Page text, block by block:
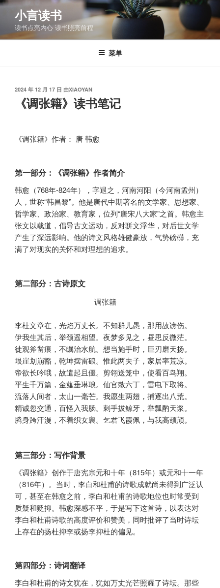
跳
容
小言读书
读书点亮内心 读书照亮前程
菜单
发
2024 年 12 月 17 日 由XIAOYAN
《调张籍》读书笔记
《调张籍》作者： 唐 韩愈
第一部分：《调张籍》作者简介
韩愈（768年-824年），字退之，河南河阳（今河南孟州）
人，世称“韩昌黎”。他是唐代中期著名的文学家、思想家、
哲学家、政治家、教育家，位列“唐宋八大家”之首。韩愈主
张文以载道，倡导古文运动，反对骈文浮华，对后世文学
产生了深远影响。他的诗文风格雄健豪放，气势磅礴，充
满了对现实的关怀和对理想的追求。
第二部分：古诗原文
李杜文章在，光焰万丈长。不知群儿愚，那用故谤伤。
伊我生其后，举颈遥相望。夜梦多见之，昼思反微茫。
徒观斧凿痕，不瞩治水航。想当施手时，巨刃磨天扬。
垠崖划崩豁，乾坤摆雷硠。惟此两夫子，家居率荒凉。
帝欲长吟哦，故遣起且僵。剪翎送笼中，使看百鸟翔。
平生千万篇，金薤垂琳琅。仙官敕六丁，雷电下取将。
流落人间者，太山一毫芒。我愿生两翅，捕逐出八荒。
精诚忽交通，百怪入我肠。刺手拔鲸牙，举瓢酌天浆。
腾身跨汗漫，不着织女襄。乞君飞霞佩，与我高颉颃。
第三部分：写作背景
《调张籍》创作于唐宪宗元和十年（815年）或元和十一年
（816年）。当时，李白和杜甫的诗歌成就尚未得到广泛认
可，甚至在韩愈之前，李白和杜甫的诗歌地位也时常受到
质疑和贬抑。韩愈深感不平，于是写下这首诗，以表达对
李白和杜甫诗歌的高度评价和赞美，同时批评了当时诗坛
上存在的扬杜抑李或扬李抑杜的偏见。
第四部分：诗词翻译
李白和杜甫的诗文犹在，犹如万丈光芒照耀了诗坛。那些